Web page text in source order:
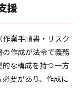
援
業手順書・リスク
作成が法令で義務
な構成を持つ一方
要があり、作成に